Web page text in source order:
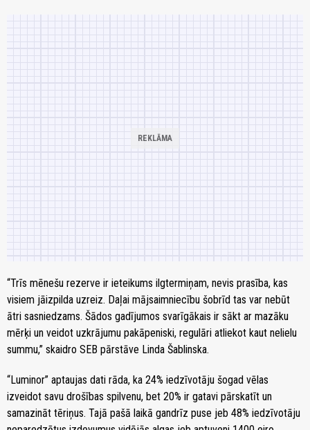
“Trīs mēnešu rezerve ir ieteikums ilgtermiņam, nevis prasība, kas
visiem jāizpilda uzreiz. Daļai mājsaimniecību šobrīd tas var nebūt
ātri sasniedzams. Šādos gadījumos svarīgākais ir sākt ar mazāku
mērķi un veidot uzkrājumu pakāpeniski, regulāri atliekot kaut nelielu
summu,” skaidro SEB pārstāve Linda Šablinska.
“Luminor” aptaujas dati rāda, ka 24% iedzīvotāju šogad vēlas
izveidot savu drošības spilvenu, bet 20% ir gatavi pārskatīt un
samazināt tēriņus. Tajā pašā laikā gandrīz puse jeb 48% iedzīvotāju